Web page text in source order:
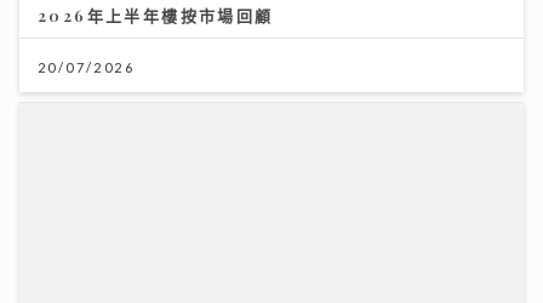
2026年上半年樓按市場回顧
20/07/2026